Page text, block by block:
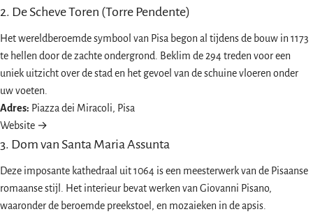
2. De Scheve Toren (Torre Pendente)
Het wereldberoemde symbool van Pisa begon al tijdens de bouw in 1173
te hellen door de zachte ondergrond. Beklim de 294 treden voor een
uniek uitzicht over de stad en het gevoel van de schuine vloeren onder
uw voeten.
Adres: Piazza dei Miracoli, Pisa
Website →
3. Dom van Santa Maria Assunta
Deze imposante kathedraal uit 1064 is een meesterwerk van de Pisaanse
romaanse stijl. Het interieur bevat werken van Giovanni Pisano,
waaronder de beroemde preekstoel, en mozaieken in de apsis.